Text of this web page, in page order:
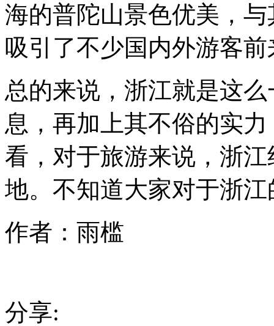
小，
且
人
口
没
有
其
他
大
要
海的普陀山景色优美，
吸引了不少国内外游客
总的来说，浙江就是这
息，再加上其不俗的实
看，对于旅游来说，浙
地。不知道大家对于浙
作者：雨槛
分享: